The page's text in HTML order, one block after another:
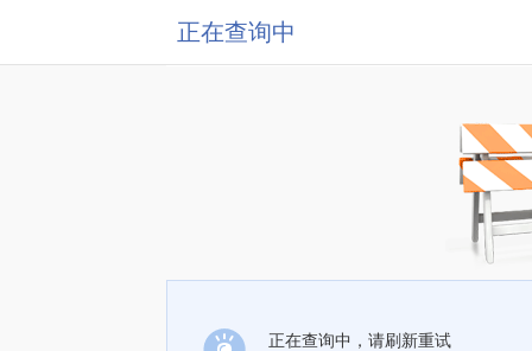
正在查询中
正在查询中，请刷新重试